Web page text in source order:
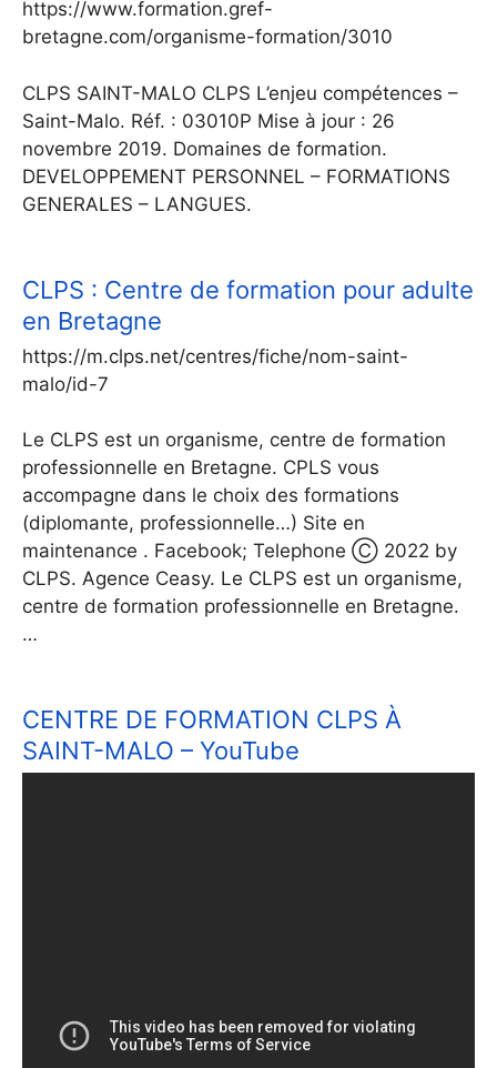
https://www.formation.gref-
bretagne.com/organisme-formation/3010
CLPS SAINT-MALO CLPS L’enjeu compétences –
Saint-Malo. Réf. : 03010P Mise à jour : 26
novembre 2019. Domaines de formation.
DEVELOPPEMENT PERSONNEL – FORMATIONS
GENERALES – LANGUES.
CLPS : Centre de formation pour adulte
en Bretagne
https://m.clps.net/centres/fiche/nom-saint-
malo/id-7
Le CLPS est un organisme, centre de formation
professionnelle en Bretagne. CPLS vous
accompagne dans le choix des formations
(diplomante, professionnelle…) Site en
maintenance . Facebook; Telephone Ⓒ 2022 by
CLPS. Agence Ceasy. Le CLPS est un organisme,
centre de formation professionnelle en Bretagne.
…
CENTRE DE FORMATION CLPS À
SAINT-MALO – YouTube